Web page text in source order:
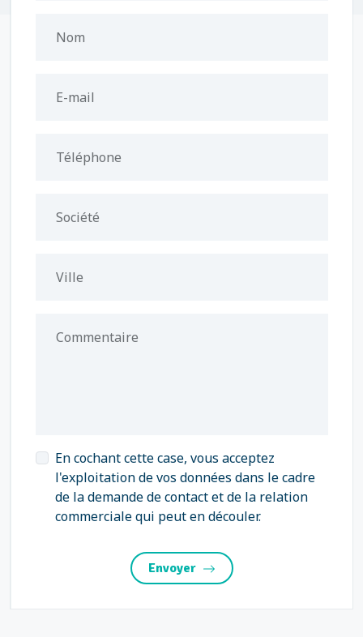
Nom
E-mail
Téléphone
Société
Ville
Commentaire
En cochant cette case, vous acceptez
l'exploitation de vos données dans le cadre
de la demande de contact et de la relation
commerciale qui peut en découler.
Envoyer